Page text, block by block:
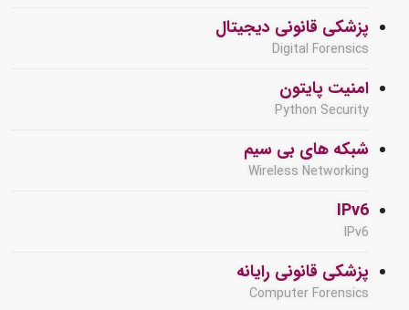
پزشکی قانونی دیجیتال
Digital Forensics
امنیت پایتون
Python Security
شبکه های بی سیم
Wireless Networking
IPv6
IPv6
پزشکی قانونی رایانه
Computer Forensics